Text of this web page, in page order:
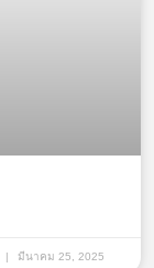
มีนาคม 25, 2025